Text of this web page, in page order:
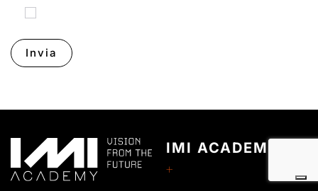
IMI ACADEMY